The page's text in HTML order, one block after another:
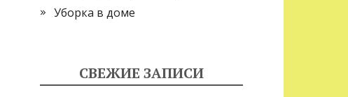
Уборка в доме
СВЕЖИЕ ЗАПИСИ